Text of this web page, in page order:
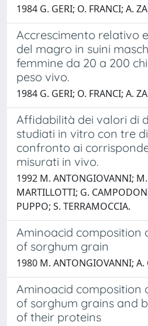
1984 G. GERI; O. FRANCI; A.
Accrescimento relativo
del magro in suini
femmine da 20 a 200
peso vivo.
1984 G. GERI; O. FRANCI; A.
Affidabilità dei valori di
studiati in vitro con tre
confronto ai
misurati in vivo.
1992 M. ANTONGIOVANNI; M.
MARTILLOTTI; G.
PUPPO; S. TERRAMOCCIA.
Aminoacid composition
of sorghum grain
1980 M. ANTONGIOVANNI; A.
Aminoacid composition
of sorghum grains and
of their proteins